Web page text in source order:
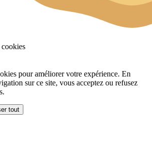
pour améliorer votre expérience. En
sur ce site, vous acceptez ou refusez
tout